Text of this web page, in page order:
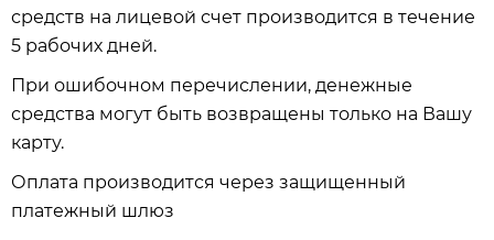
средств на лицевой счет производится в течение
5 рабочих дней.
При ошибочном перечислении, денежные
средства могут быть возвращены только на Вашу
карту.
Оплата производится через защищенный
платежный шлюз